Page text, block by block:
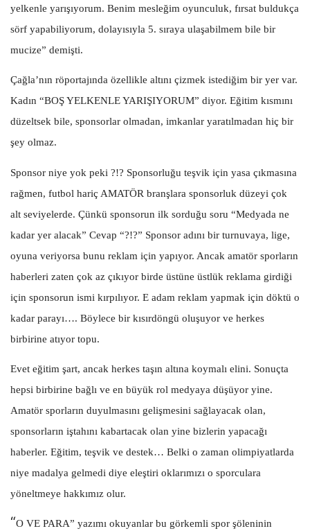
yelkenle yarışıyorum. Benim mesleğim oyunculuk, fırsat buldukça
sörf yapabiliyorum, dolayısıyla 5. sıraya ulaşabilmem bile bir
mucize” demişti.
Çağla’nın röportajında özellikle altını çizmek istediğim bir yer var.
Kadın “BOŞ YELKENLE YARIŞIYORUM” diyor. Eğitim kısmını
düzeltsek bile, sponsorlar olmadan, imkanlar yaratılmadan hiç bir
şey olmaz.
Sponsor niye yok peki ?!? Sponsorluğu teşvik için yasa çıkmasına
rağmen, futbol hariç AMATÖR branşlara sponsorluk düzeyi çok
alt seviyelerde. Çünkü sponsorun ilk sorduğu soru “Medyada ne
kadar yer alacak” Cevap “?!?” Sponsor adını bir turnuvaya, lige,
oyuna veriyorsa bunu reklam için yapıyor. Ancak amatör sporların
haberleri zaten çok az çıkıyor birde üstüne üstlük reklama girdiği
için sponsorun ismi kırpılıyor. E adam reklam yapmak için döktü o
kadar parayı…. Böylece bir kısırdöngü oluşuyor ve herkes
birbirine atıyor topu.
Evet eğitim şart, ancak herkes taşın altına koymalı elini. Sonuçta
hepsi birbirine bağlı ve en büyük rol medyaya düşüyor yine.
Amatör sporların duyulmasını gelişmesini sağlayacak olan,
sponsorların iştahını kabartacak olan yine bizlerin yapacağı
haberler. Eğitim, teşvik ve destek… Belki o zaman olimpiyatlarda
niye madalya gelmedi diye eleştiri oklarımızı o sporculara
yöneltmeye hakkımız olur.
“O VE PARA” yazımı okuyanlar bu görkemli spor şöleninin